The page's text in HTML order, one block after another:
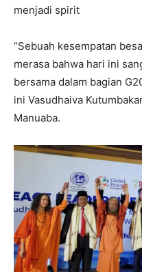
menjadi spirit
“Sebuah kesempatan
merasa bahwa hari ini
bersama dalam bagian
ini Vasudhaiva
Manuaba.